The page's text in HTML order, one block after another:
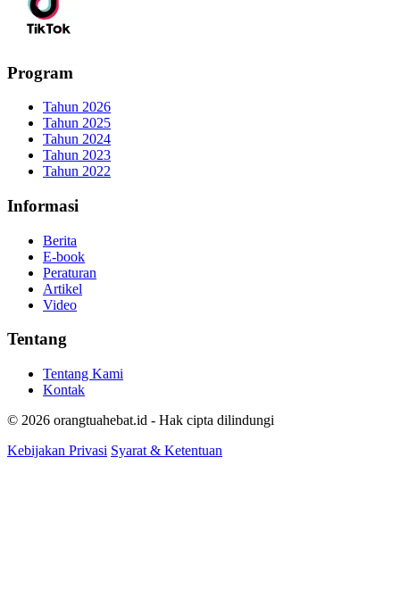
Program
Tahun 2026
Tahun 2025
Tahun 2024
Tahun 2023
Tahun 2022
Informasi
Berita
E-book
Peraturan
Artikel
Video
Tentang
Tentang Kami
Kontak
© 2026 orangtuahebat.id - Hak cipta dilindungi
Kebijakan Privasi Syarat & Ketentuan